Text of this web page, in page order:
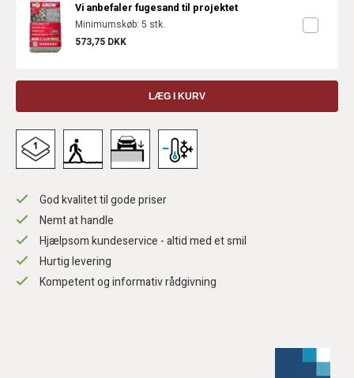
Vi anbefaler fugesand til projektet
Minimumskøb: 5 stk.
573,75 DKK
LÆG I KURV
God kvalitet til gode priser
Nemt at handle
Hjælpsom kundeservice - altid med et smil
Hurtig levering
Kompetent og informativ rådgivning